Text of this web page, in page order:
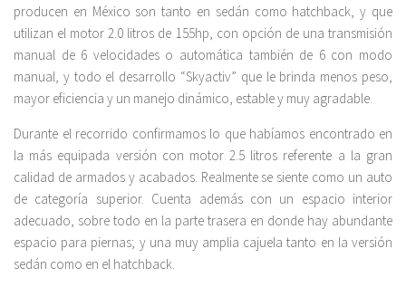
producen en México son tanto en sedán como hatchback, y que
utilizan el motor 2.0 litros de 155hp, con opción de una transmisión
manual de 6 velocidades o automática también de 6 con modo
manual, y todo el desarrollo “Skyactiv” que le brinda menos peso,
mayor eficiencia y un manejo dinámico, estable y muy agradable.
Durante el recorrido confirmamos lo que habíamos encontrado en
la más equipada versión con motor 2.5 litros referente a la gran
calidad de armados y acabados. Realmente se siente como un auto
de categoría superior. Cuenta además con un espacio interior
adecuado, sobre todo en la parte trasera en donde hay abundante
espacio para piernas; y una muy amplia cajuela tanto en la versión
sedán como en el hatchback.